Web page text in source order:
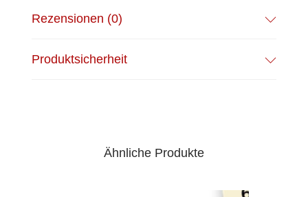
Rezensionen (0)
Produktsicherheit
Ähnliche Produkte